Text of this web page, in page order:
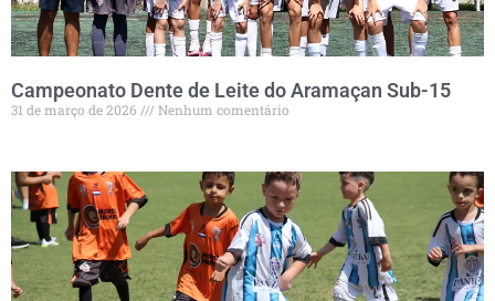
Campeonato Dente de Leite do Aramaçan Sub-15
31 de março de 2026 Nenhum comentário